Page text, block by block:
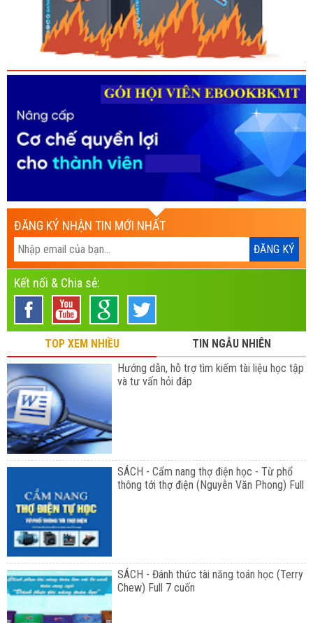
ĐĂNG KÝ NHẬN TIN MỚI NHẤT
Kết nối & Chia sẻ:
TOP XEM NHIỀU
TIN NGẪU NHIÊN
Hướng dẫn, hỗ trợ tìm kiếm tài liệu học tập
và tư vấn hỏi đáp
SÁCH - Cẩm nang thợ điện học - Từ phổ
thông tới thợ điện (Nguyễn Văn Phong) Full
SÁCH - Đánh thức tài năng toán học (Terry
Chew) Full 7 cuốn